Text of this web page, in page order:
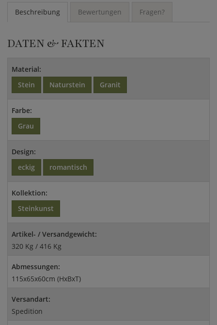
Beschreibung Bewertungen Fragen?
DATEN & FAKTEN
Material:
Stein
Naturstein Granit
Farbe:
Grau
Design:
eckig
romantisch
Kollektion:
Steinkunst
Artikel- / Versandgewicht:
320 Kg / 416 Kg
Abmessungen:
115x65x60cm (HxBxT)
Versandart:
Spedition